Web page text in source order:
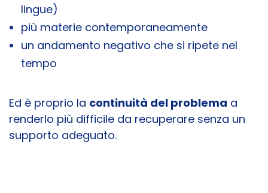
lingue)
più materie contemporaneamente
un andamento negativo che si ripete nel
tempo
Ed è proprio la continuità del problema a
renderlo più difficile da recuperare senza un
supporto adeguato.